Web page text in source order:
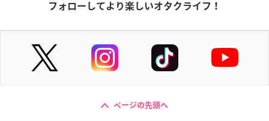
フォローしてより楽しいオタクライフ！
ページの先頭へ